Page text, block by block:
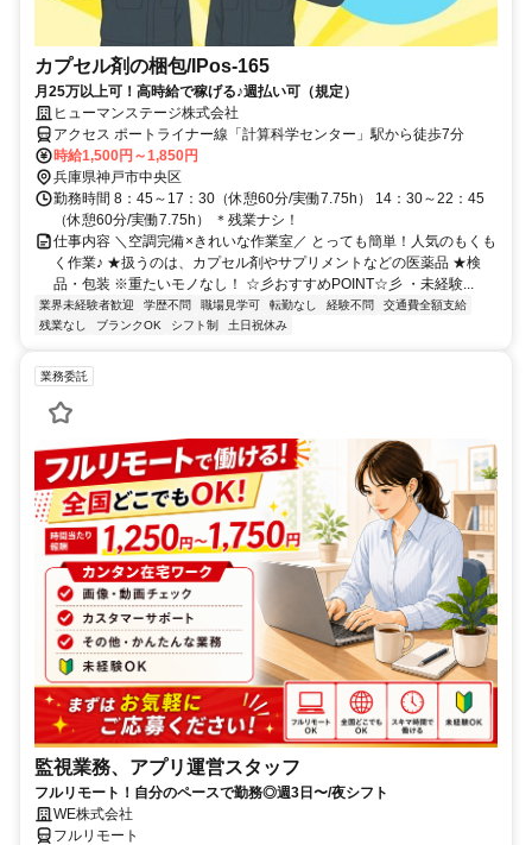
カプセル剤の梱包/IPos-165
月25万以上可！高時給で稼げる♪週払い可（規定）
ヒューマンステージ株式会社
アクセス ポートライナー線「計算科学センター」駅から徒歩7分
時給1,500円～1,850円
兵庫県神戸市中央区
勤務時間 8：45～17：30（休憩60分/実働7.75h） 14：30～22：45
（休憩60分/実働7.75h） ＊残業ナシ！
仕事内容 ＼空調完備×きれいな作業室／ とっても簡単！人気のもくも
く作業♪ ★扱うのは、カプセル剤やサプリメントなどの医薬品 ★検
品・包装 ※重たいモノなし！ ☆彡おすすめPOINT☆彡 ・未経験...
業界未経験者歓迎 学歴不問 職場見学可 転勤なし 経験不問
交通費全額支給
残業なし
ブランクOK シフト制 土日祝休み
業務委託
監視業務、アプリ運営スタッフ
フルリモート！自分のペースで勤務◎週3日〜/夜シフト
WE株式会社
フルリモート